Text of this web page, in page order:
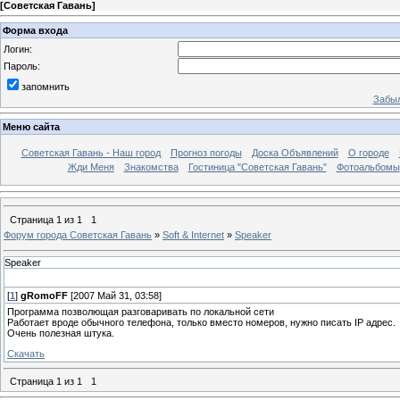
[Советская Гавань]
Форма входа
Логин:
Пароль:
запомнить
Меню сайта
Советская Гавань - Наш город Прогноз погоды Доска Объявлений О городе
Жди Меня
Знакомства Гостиница "Советская Гавань" Фотоальбомы
Страница 1 из 1
1
Форум города Советская Гавань » Soft & Internet » Speaker
Speaker
[1 ] gRomoFF [2007 Май 31, 03:58]
Программа позволющая разговаривать по локальной сети
Работает вроде обычного телефона, только вместо номеров, нужно писать IP адрес.
Очень полезная штука.
Скачать
Страница 1 из 1 1